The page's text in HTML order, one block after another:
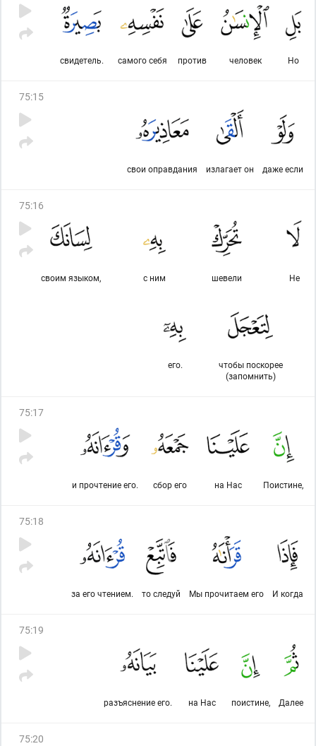
Но
человек
против
самого себя
свидетель.
75:15
даже если
излагает он
свои оправдания
75:16
Не
шевели
с ним
своим языком,
чтобы поскорее
(запомнить)
его.
75:17
Поистине,
на Нас
сбор его
и прочтение его.
75:18
И когда
Мы прочитаем его
то следуй
за его чтением.
75:19
Далее
поистине,
на Нас
разъяснение его.
75:20